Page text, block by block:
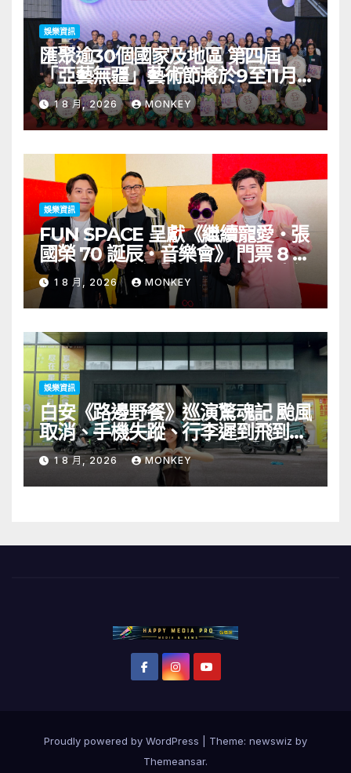
娛樂資訊
匯聚逾30個國家及地區 第四屆
「亞藝無疆」藝術節將於9至11月
舉行 開幕節目《三角演義》音樂會
演出陣容包括王雙駿夥拍恭碩良 聯
同來自蒙古的Uuhai、韓國的
KARDI和泰國的KIKI震懾舞台
1 8 月, 2026 MONKEY
娛樂資訊
FUN SPACE 呈獻《繼續寵愛・張
國榮 70 誕辰・音樂會》 門票 8 月
1 日至 10 日於「健康．旦」優先訂
購
1 8 月, 2026 MONKEY
娛樂資訊
白安《路邊野餐》巡演驚魂記 颱風
取消、手機失蹤、行李遲到飛到當
地才被通知演出取消 笑喊「當歌手
十年第一次遇到」
1 8 月, 2026 MONKEY
Proudly powered by WordPress
Theme: newswiz by
Themeansar.